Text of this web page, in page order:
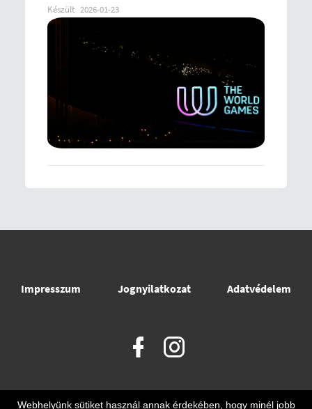
Készült 2026-01-23
Impresszum Jognyilatkozat Adatvédelem
Webhelyünk sütiket használ annak érdekében, hogy minél jobb